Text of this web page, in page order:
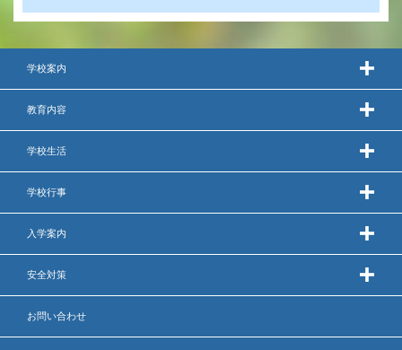
学校案内
教育内容
学校生活
学校行事
入学案内
安全対策
お問い合わせ